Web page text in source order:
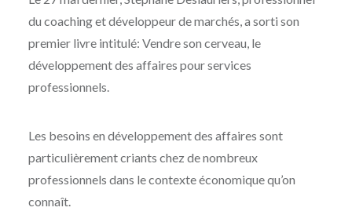
du coaching et développeur de marchés, a sorti son
premier livre intitulé: Vendre son cerveau, le
développement des affaires pour services
professionnels.
Les besoins en développement des affaires sont
particulièrement criants chez de nombreux
professionnels dans le contexte économique qu’on
connaît.